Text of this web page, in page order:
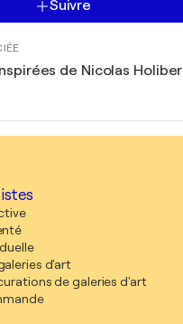
Suivre
de Nicolas Holiber
d'art
de galeries d'art